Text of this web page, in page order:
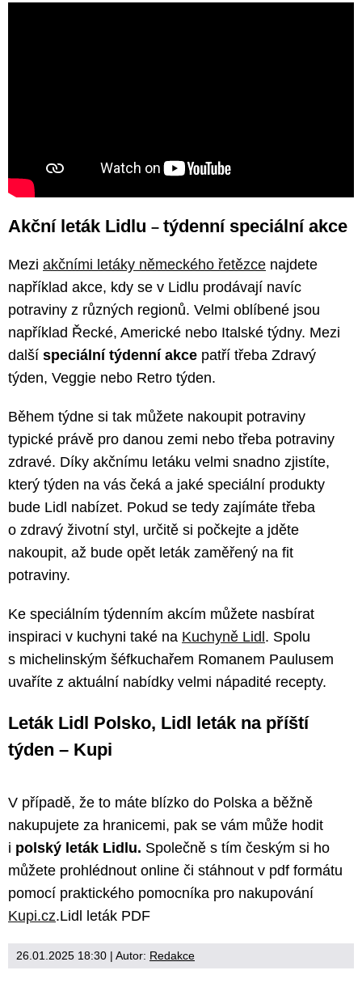
Akční leták Lidlu – týdenní speciální akce
Mezi akčními letáky německého řetězce najdete
například akce, kdy se v Lidlu prodávají navíc
potraviny z různých regionů. Velmi oblíbené jsou
například Řecké, Americké nebo Italské týdny. Mezi
další speciální týdenní akce patří třeba Zdravý
týden, Veggie nebo Retro týden.
Během týdne si tak můžete nakoupit potraviny
typické právě pro danou zemi nebo třeba potraviny
zdravé. Díky akčnímu letáku velmi snadno zjistíte,
který týden na vás čeká a jaké speciální produkty
bude Lidl nabízet. Pokud se tedy zajímáte třeba
o zdravý životní styl, určitě si počkejte a jděte
nakoupit, až bude opět leták zaměřený na fit
potraviny.
Ke speciálním týdenním akcím můžete nasbírat
inspiraci v kuchyni také na Kuchyně Lidl . Spolu
s michelinským šéfkuchařem Romanem Paulusem
uvaříte z aktuální nabídky velmi nápadité recepty.
Leták Lidl Polsko, Lidl leták na příští
týden – Kupi
V případě, že to máte blízko do Polska a běžně
nakupujete za hranicemi, pak se vám může hodit
i polský leták Lidlu. Společně s tím českým si ho
můžete prohlédnout online či stáhnout v pdf formátu
pomocí praktického pomocníka pro nakupování
Kupi.cz.Lidl leták PDF
26.01.2025 18:30 | Autor: Redakce